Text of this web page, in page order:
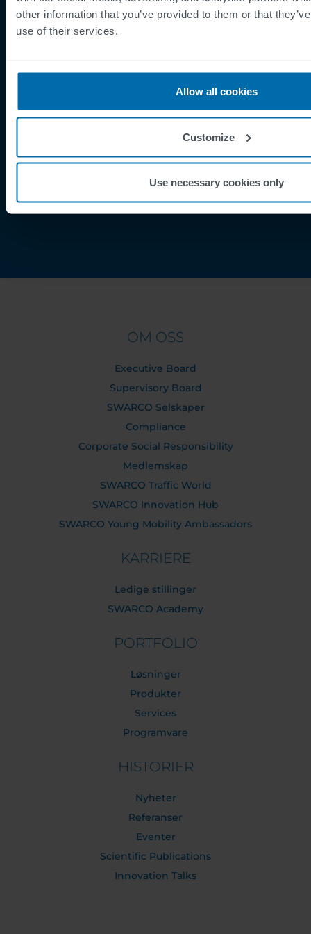
other information that you’ve provided to them or that
use of their services.
Allow all cookies
Customize
Use necessary cookies only
Footer
Betingelser og vilkår
Security Incident Report
Speak Up Channel
Kontakt
Order Tracking
OM OSS
Executive Board
Supervisory Board
SWARCO Selskaper
Compliance
Corporate Social Responsibility
Medlemskap
SWARCO Traffic World
SWARCO Innovation Hub
SWARCO Young Mobility Ambassadors
KARRIERE
Ledige stillinger
SWARCO Academy
PORTFOLIO
Løsninger
Produkter
Services
Programvare
HISTORIER
Nyheter
Referanser
Eventer
Scientific Publications
Innovation Talks